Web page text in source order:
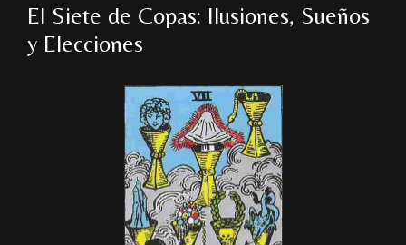
El Siete de Copas: Ilusiones, Sueños
y Elecciones